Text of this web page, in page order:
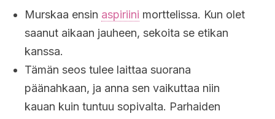
Murskaa ensin aspiriini morttelissa. Kun olet
saanut aikaan jauheen, sekoita se etikan
kanssa.
Tämän seos tulee laittaa suorana
päänahkaan, ja anna sen vaikuttaa niin
kauan kuin tuntuu sopivalta. Parhaiden